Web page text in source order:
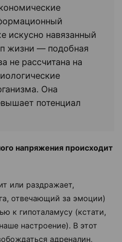
искусно навязанный
жизни — подобная
не рассчитана на
Она
потенциал
напряжения происходит
или раздражает,
отвечающий за эмоции)
к гипоталамусу (кстати,
настроение). В этот
адреналин,